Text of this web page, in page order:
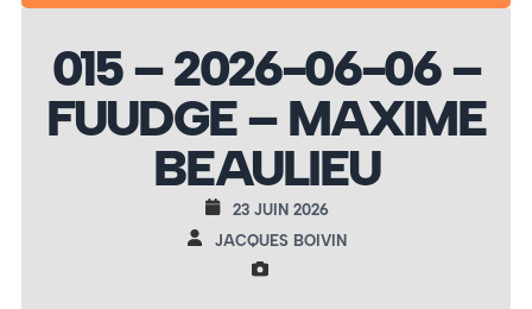
015 – 2026-06-06 –
FUUDGE – MAXIME
BEAULIEU
23 JUIN 2026
JACQUES BOIVIN